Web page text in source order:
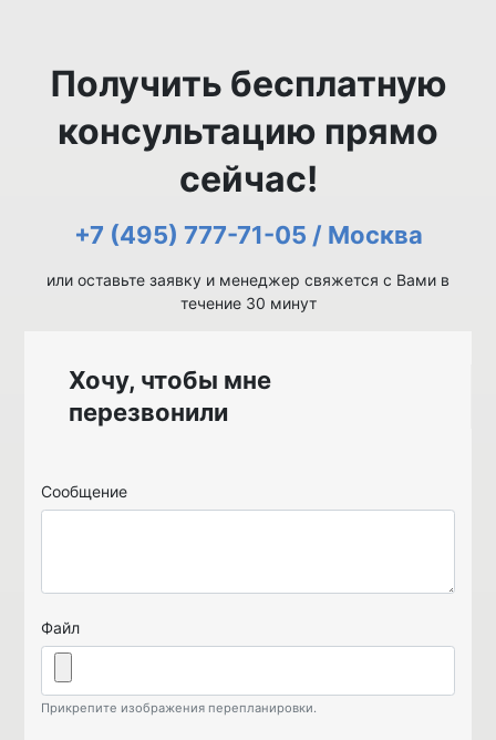
Получить бесплатную
консультацию прямо
сейчас!
+7 (495) 777-71-05 / Москва
или оставьте заявку и менеджер свяжется с Вами в
течение 30 минут
Хочу, чтобы мне
перезвонили
Сообщение
Файл
Прикрепите изображения перепланировки.